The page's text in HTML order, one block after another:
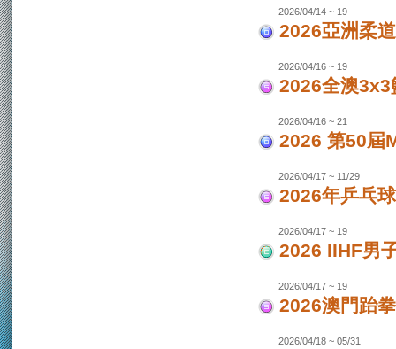
2026/04/14 ~ 19
2026亞洲柔
2026/04/16 ~ 19
2026全澳3x3
2026/04/16 ~ 21
2026 第50屆
2026/04/17 ~ 11/29
2026年乒乓
2026/04/17 ~ 19
2026 IIHF男
2026/04/17 ~ 19
2026澳門跆
2026/04/18 ~ 05/31